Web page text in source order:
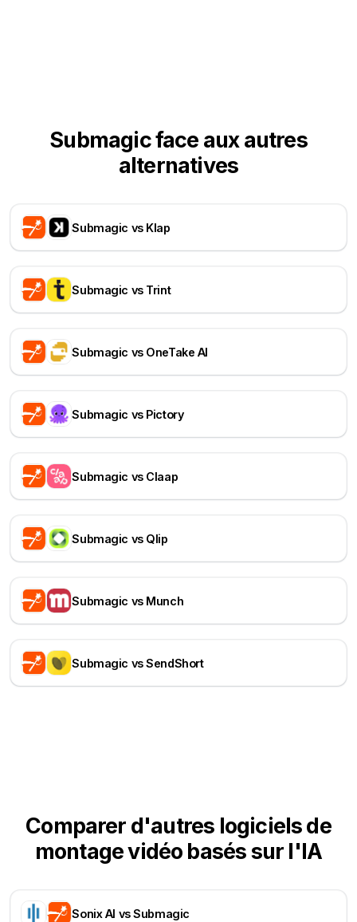
Submagic face aux autres
alternatives
Submagic vs Klap
Submagic vs Trint
Submagic vs OneTake AI
Submagic vs Pictory
Submagic vs Claap
Submagic vs Qlip
Submagic vs Munch
Submagic vs SendShort
Comparer d'autres logiciels de
montage vidéo basés sur l'IA
Sonix AI vs Submagic